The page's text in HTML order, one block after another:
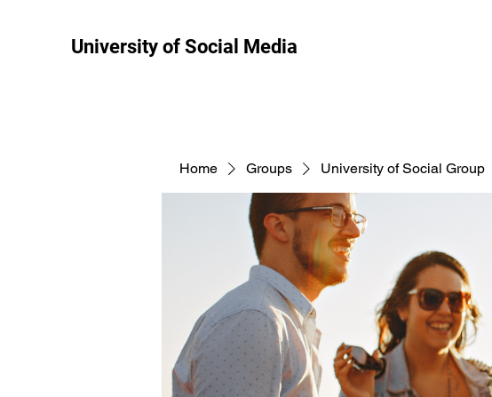
University of Social Media
Home Groups University of Social Group